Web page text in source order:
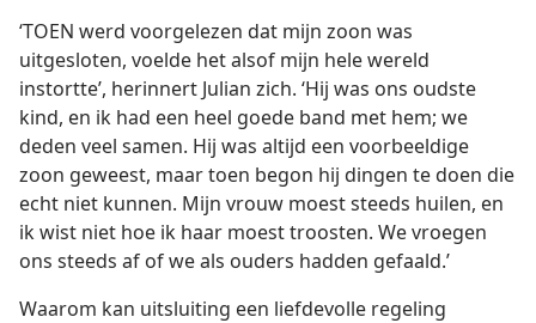
‘TOEN werd voorgelezen dat mijn zoon was
uitgesloten, voelde het alsof mijn hele wereld
instortte’, herinnert Julian zich. ‘Hij was ons oudste
kind, en ik had een heel goede band met hem; we
deden veel samen. Hij was altijd een voorbeeldige
zoon geweest, maar toen begon hij dingen te doen die
echt niet kunnen. Mijn vrouw moest steeds huilen, en
ik wist niet hoe ik haar moest troosten. We vroegen
ons steeds af of we als ouders hadden gefaald.’
Waarom kan uitsluiting een liefdevolle regeling